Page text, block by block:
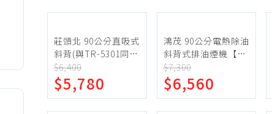
莊頭北 90公分直吸式
斜背(與TR-5301同)
排油煙機(全省安裝)
【TR-5301SXL】
$6,400
$5,780
鴻茂 90公分電熱除油
斜背式排油煙機【H-
9015】
$7,300
$6,560